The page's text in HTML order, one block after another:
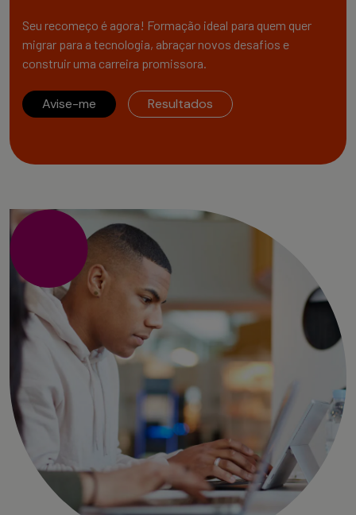
Seu recomeço é agora! Formação ideal para quem quer
migrar para a tecnologia, abraçar novos desafios e
construir uma carreira promissora.
Avise-me Resultados